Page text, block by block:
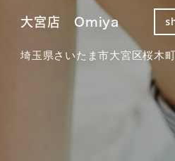
大宮店 Omiya
埼玉県さいたま市大宮区桜木